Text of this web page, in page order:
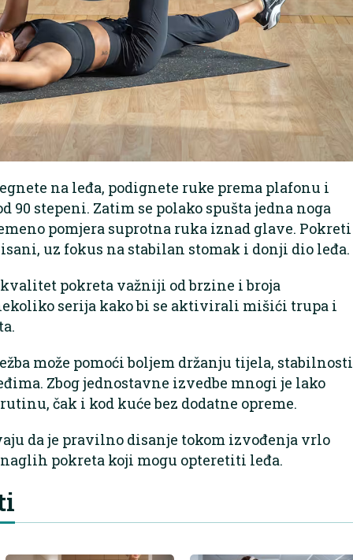
na leđa, podignete ruke prema plafonu i
90 stepeni. Zatim se polako spušta jedna noga
pomjera suprotna ruka iznad glave. Pokreti
uz fokus na stabilan stomak i donji dio leđa.
pokreta važniji od brzine i broja
serija kako bi se aktivirali mišići trupa i
može pomoći boljem držanju tijela, stabilnosti
Zbog jednostavne izvedbe mnogi je lako
čak i kod kuće bez dodatne opreme.
da je pravilno disanje tokom izvođenja vrlo
pokreta koji mogu opteretiti leđa.